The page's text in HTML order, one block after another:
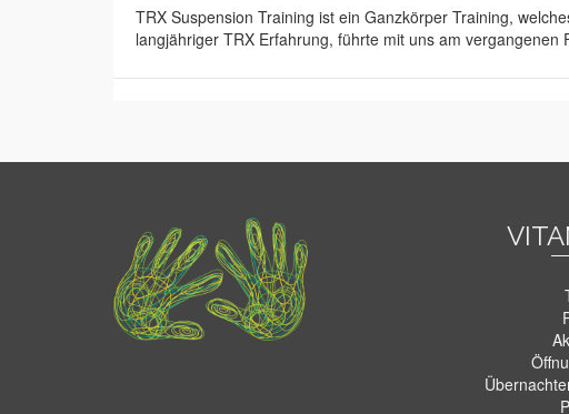
TRX Suspension Training ist ein Ganzkörper Training,
langjähriger TRX Erfahrung, führte mit uns am